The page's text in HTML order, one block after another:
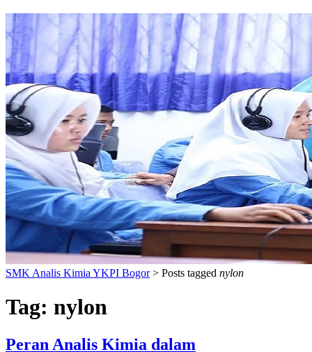
LABORATORIUM KOMPUTER
SMK Analis Kimia YKPI Bogor> Posts tagged nylon
Tag: nylon
Peran Analis Kimia dalam